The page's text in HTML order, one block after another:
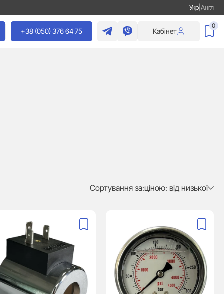
Укр| Англ
+38 (050) 376 64 75 Кабінет
0
Сортування за:ціною: від низької